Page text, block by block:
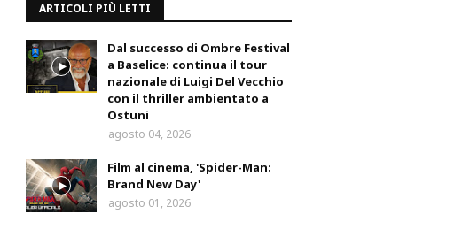
ARTICOLI PIÙ LETTI
Dal successo di Ombre Festival
a Baselice: continua il tour
nazionale di Luigi Del Vecchio
con il thriller ambientato a
Ostuni
agosto 04, 2026
Film al cinema, 'Spider-Man:
Brand New Day'
agosto 01, 2026